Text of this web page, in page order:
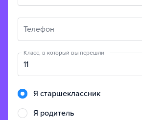
Телефон
Класс, в который вы перешли
11
Я старшеклассник
Я родитель